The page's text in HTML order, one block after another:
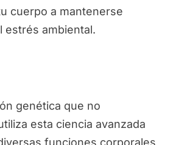
cuerpo a mantenerse
estrés ambiental.
genética que no
esta ciencia avanzada
funciones corporales